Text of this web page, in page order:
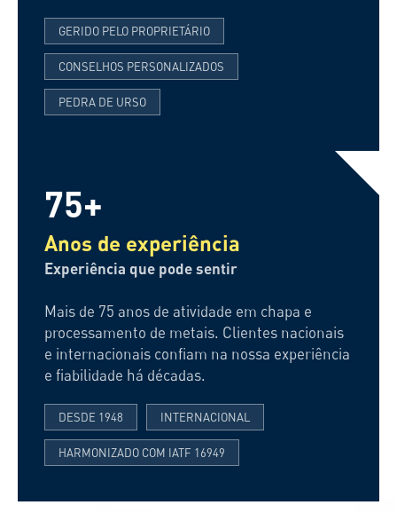
GERIDO PELO PROPRIETÁRIO
CONSELHOS PERSONALIZADOS
PEDRA DE URSO
75+
Anos de experiência
Experiência que pode sentir
Mais de 75 anos de atividade em chapa e
processamento de metais. Clientes nacionais
e internacionais confiam na nossa experiência
e fiabilidade há décadas.
DESDE 1948 INTERNACIONAL
HARMONIZADO COM IATF 16949